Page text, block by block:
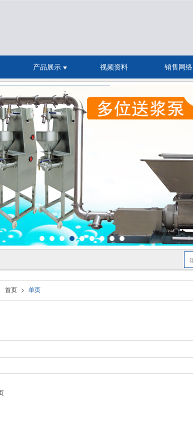
佳浏览体验，推荐下载安装谷歌浏览器！
产品展示 视频资料 销售网络
首页 > 单页